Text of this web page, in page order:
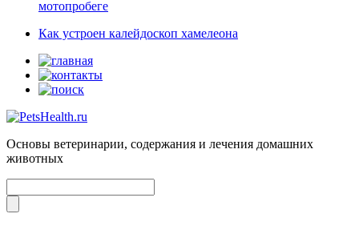
мотопробеге
Как устроен калейдоскоп хамелеона
Основы ветеринарии, содержания и лечения домашних
животных